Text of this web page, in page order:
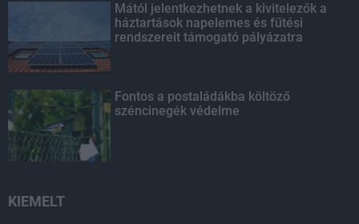
Mától jelentkezhetnek a kivitelezők a
háztartások napelemes és fűtési
rendszereit támogató pályázatra
Fontos a postaládákba költöző
széncinegék védelme
KIEMELT